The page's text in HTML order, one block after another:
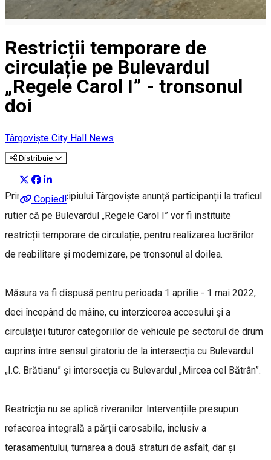
Restricții temporare de
circulație pe Bulevardul
„Regele Carol I” - tronsonul
doi
Târgoviște City Hall News
Distribuie
Copied!
Primăria Municipiului Târgoviște anunță participanții la traficul
rutier că pe Bulevardul „Regele Carol I” vor fi instituite
restricții temporare de circulație, pentru realizarea lucrărilor
de reabilitare și modernizare, pe tronsonul al doilea.
Măsura va fi dispusă pentru perioada 1 aprilie - 1 mai 2022,
deci începând de mâine, cu interzicerea accesului şi a
circulaţiei tuturor categoriilor de vehicule pe sectorul de drum
cuprins între sensul giratoriu de la intersecția cu Bulevardul
„I.C. Brătianu” și intersecția cu Bulevardul „Mircea cel Bătrân”.
Restricția nu se aplică riveranilor. Intervențiile presupun
refacerea integrală a părții carosabile, inclusiv a
terasamentului, turnarea a două straturi de asfalt, dar și